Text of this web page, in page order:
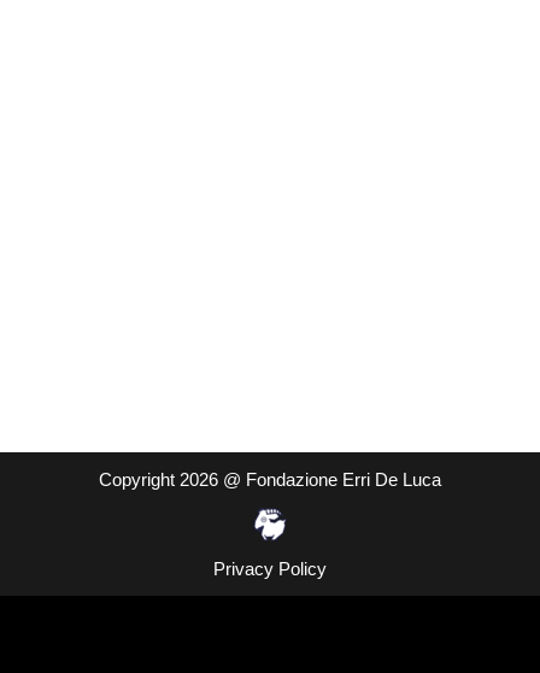
Copyright 2026 @ Fondazione Erri De Luca
Privacy Policy